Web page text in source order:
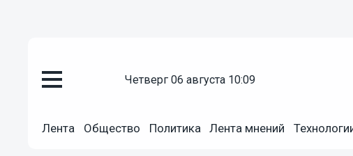
четверг 06 августа 10:09
Лента Общество Политика Лента мнений
Льготы на «продленку» для